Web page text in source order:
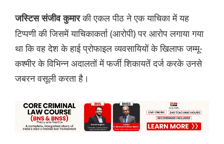
जस्टिस संजीव कुमारकी एकल पीठ ने एक याचिका में यह
टिप्पणी की जिसमें याचिकाकर्ता (आरोपी) पर आरोप लगाया गया
था कि वह देश के हाई प्रोफाइल व्यवसायियों के खिलाफ जम्मू-
कश्मीर के विभिन्न अदालतों में फर्जी शिकायतें दर्ज करके उनसे
जबरन वसूली करता है।